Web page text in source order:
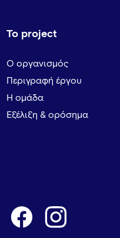
Το project
Ο οργανισμός
Περιγραφή έργου
Η ομάδα
Εξέλιξη & ορόσημα